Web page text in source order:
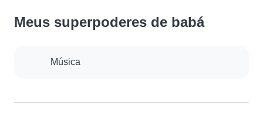
Meus superpoderes de babá
Música